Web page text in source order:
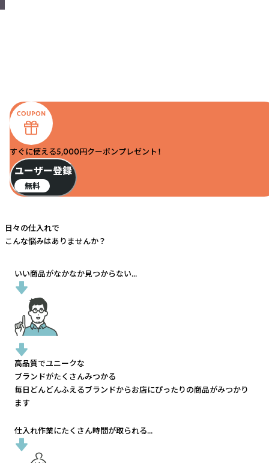
すぐに使える5,000円クーポンプレゼント！
ユーザー登録
無料
日々の仕入れで
こんな悩みはありませんか？
いい商品がなかなか見つからない...
高品質でユニークな
ブランドがたくさんみつかる
毎日どんどんふえるブランドからお店にぴったりの商品がみつかり
ます
仕入れ作業にたくさん時間が取られる...